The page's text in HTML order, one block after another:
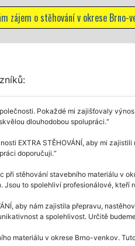
Pokaždé mi zajišťovaly
dlouhodobou spolupráci.
EXTRA STĚHOVÁNÍ, aby mi
doporučuji.
při stěhování stavebního materiálu v
to spolehliví profesionálové, kteří
aby nám zajistila přepravu,
a spolehlivost. Určitě
materiálu v okrese Brno-venkov.